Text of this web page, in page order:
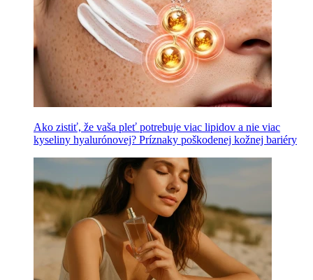
Ako zistiť, že vaša pleť potrebuje viac lipidov a nie viac
kyseliny hyalurónovej? Príznaky poškodenej kožnej bariéry